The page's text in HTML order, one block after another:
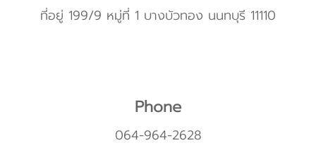
ที่อยู่ 199/9 หมู่ที่ 1 บางบัวทอง นนทบุรี 11110
Phone
064-964-2628